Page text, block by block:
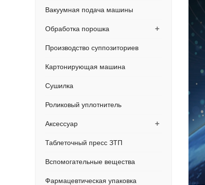
Вакуумная подача машины
+
Обработка порошка
Производство суппозиториев
Картонирующая машина
Сушилка
Роликовый уплотнитель
+
Аксессуар
Таблеточный пресс ЗТП
Вспомогательные вещества
Фармацевтическая упаковка